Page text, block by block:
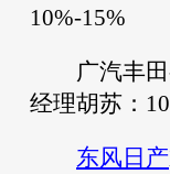
10%-15%
广汽丰田
经理胡苏：
东风日产